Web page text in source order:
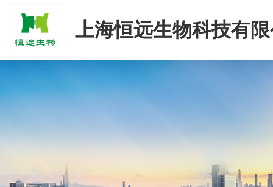
上海恒远生物科技有